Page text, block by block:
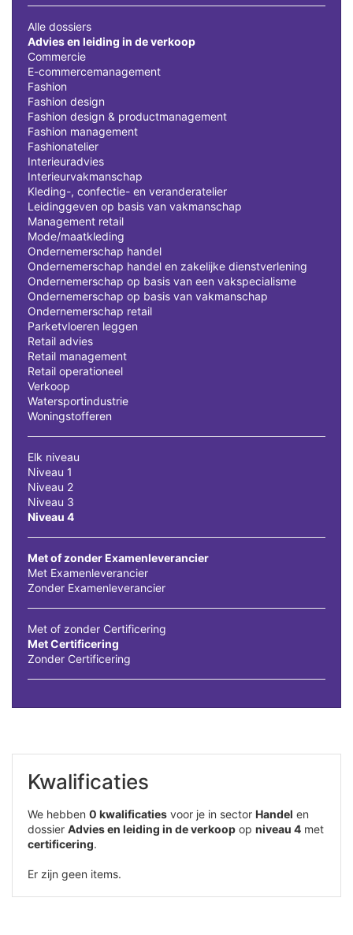
Alle dossiers
Advies en leiding in de verkoop
Commercie
E-commercemanagement
Fashion
Fashion design
Fashion design & productmanagement
Fashion management
Fashionatelier
Interieuradvies
Interieurvakmanschap
Kleding-, confectie- en veranderatelier
Leidinggeven op basis van vakmanschap
Management retail
Mode/maatkleding
Ondernemerschap handel
Ondernemerschap handel en zakelijke dienstverlening
Ondernemerschap op basis van een vakspecialisme
Ondernemerschap op basis van vakmanschap
Ondernemerschap retail
Parketvloeren leggen
Retail advies
Retail management
Retail operationeel
Verkoop
Watersportindustrie
Woningstofferen
Elk niveau
Niveau 1
Niveau 2
Niveau 3
Niveau 4
Met of zonder Examenleverancier
Met Examenleverancier
Zonder Examenleverancier
Met of zonder Certificering
Met Certificering
Zonder Certificering
Kwalificaties
We hebben 0 kwalificaties voor je in sector Handel en
dossier Advies en leiding in de verkoop op niveau 4 met
certificering.
Er zijn geen items.